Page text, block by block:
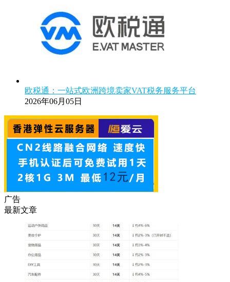
欧税通：一站式欧洲跨境卖家VAT税务服务平台
2026年06月05日
广告
最新文章